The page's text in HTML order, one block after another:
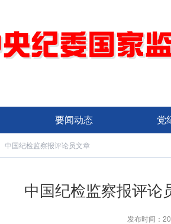
要闻动态 党
中国纪检监察报评论员文章
中国纪检监察报评论
发布时间：